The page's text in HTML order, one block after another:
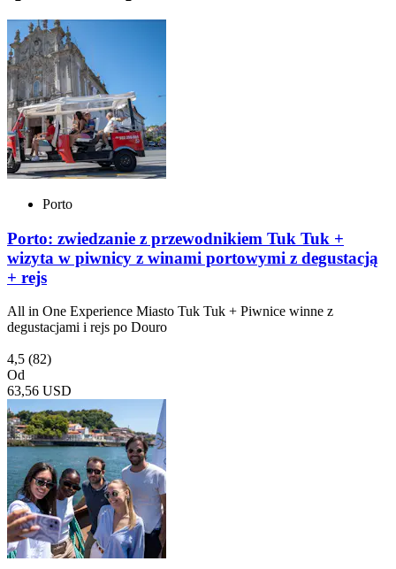
Porto
Porto: zwiedzanie z przewodnikiem Tuk Tuk +
wizyta w piwnicy z winami portowymi z degustacją
+ rejs
All in One Experience Miasto Tuk Tuk + Piwnice winne z
degustacjami i rejs po Douro
4,5 (82)
Od
63,56 USD